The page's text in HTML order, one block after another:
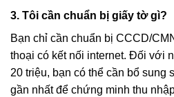
3. Tôi cần chuẩn bị giấy tờ gì?
Bạn chỉ cần chuẩn bị CCCD/
thoại có kết nối internet. Đối với
20 triệu, bạn có thể cần bổ sung
gần nhất để chứng minh thu